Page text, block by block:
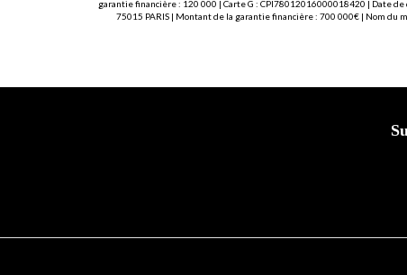
garantie financière : 120 000 | Carte G : CPI78012016000018420 | Date
75015 PARIS | Montant de la garantie financière : 700 000€ | Nom